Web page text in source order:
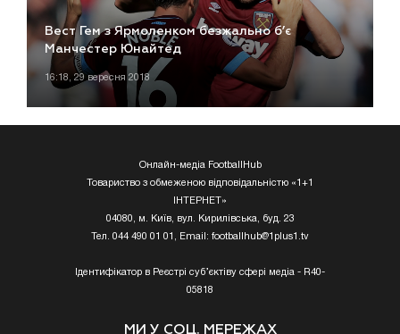
Вест Гем з Ярмоленком безжально б’є
Манчестер Юнайтед
16:18, 29 вересня 2018
Онлайн-медіа FootballHub
Товариство з обмеженою відповідальністю «1+1
ІНТЕРНЕТ»
04080, м. Київ, вул. Кирилівська, буд. 23
Тел. 044 490 01 01, Email: footballhub@1plus1.tv
Ідентифікатор в Реєстрі суб’єктіву сфері медіа - R40-
05818
МИ У СОЦ. МЕРЕЖАХ